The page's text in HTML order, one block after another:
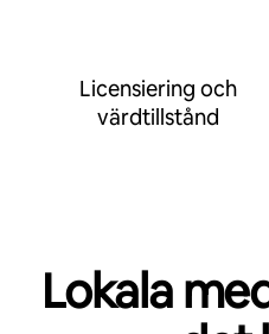
Licensiering och
värdtillstånd
Lokala